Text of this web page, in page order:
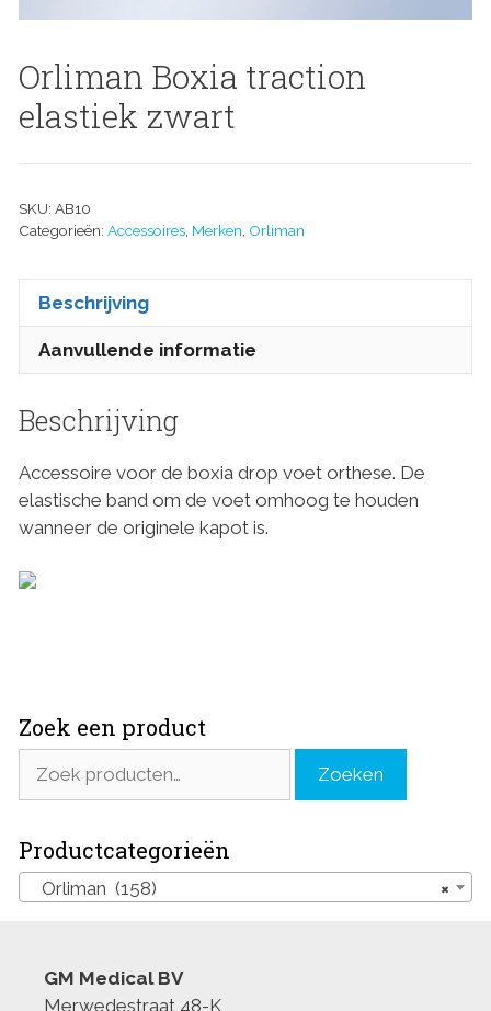
Orliman Boxia traction
elastiek zwart
SKU: AB10
Categorieën: Accessoires Merken Orliman
Beschrijving
Aanvullende informatie
Beschrijving
Accessoire voor de boxia drop voet orthese. De
elastische band om de voet omhoog te houden
wanneer de originele kapot is.
Zoek een product
Zoeken
Productcategorieën
×
Orliman (158)
GM Medical BV
Merwedestraat 48-K